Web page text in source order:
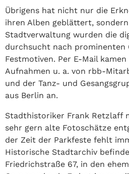
Übrigens hat nicht nur die
ihren Alben geblättert,
Stadtverwaltung wurden die
durchsucht nach prominenten
Festmotiven. Per E-Mail
Aufnahmen u. a. von rbb-
und der Tanz- und
aus Berlin an.
Stadthistoriker Frank Retzlaff
sehr gern alte Fotoschätze
der Zeit der Parkfeste fehlt
Historische Stadtarchiv
Friedrichstraße 67, in den